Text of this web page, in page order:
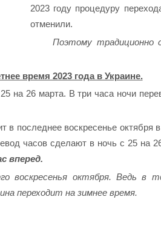
2023 году процедуру
отменили.
Поэтому традиционно
время 2023 года в Украине.
на 26 марта. В три часа ночи
в последнее воскресенье октября
часов сделают в ночь с 25 на
вперед.
воскресенья октября. Ведь в
переходит на зимнее время.